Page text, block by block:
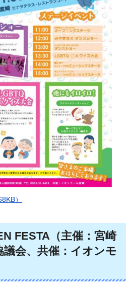
）
FESTA（主催：宮崎
議会、共催：イオンモ